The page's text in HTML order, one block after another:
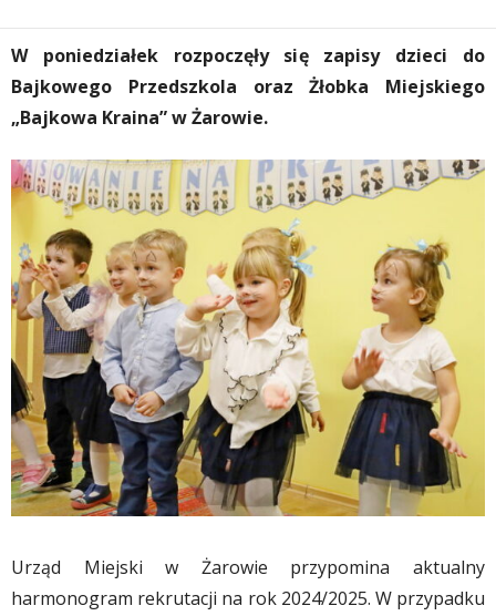
W poniedziałek rozpoczęły się zapisy dzieci do
Bajkowego Przedszkola oraz Żłobka Miejskiego
„Bajkowa Kraina” w Żarowie.
Urząd Miejski w Żarowie przypomina aktualny
harmonogram rekrutacji na rok 2024/2025. W przypadku